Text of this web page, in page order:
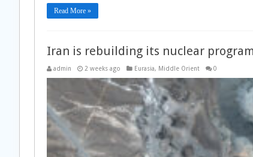
Read More »
Iran is rebuilding its nuclear
admin 2 weeks ago Eurasia, Middle Orient 0